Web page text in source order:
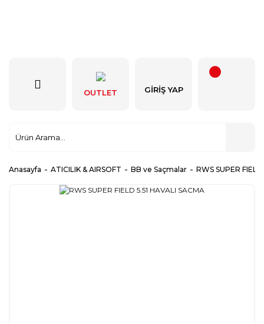
OUTLET GIRIŞ YAP
Anasayfa ATICILIK & AIRSOFT BB ve Saçmalar RWS SUPER